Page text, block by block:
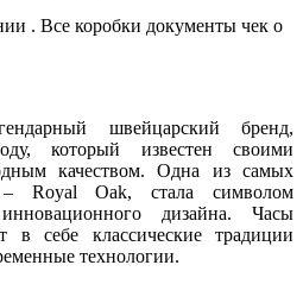
. Все коробки документы чек о
швейцарский бренд,
который известен своими
качеством. Одна из самых
– Royal Oak, стала символом
дизайна. Часы
в себе классические традиции
технологии.